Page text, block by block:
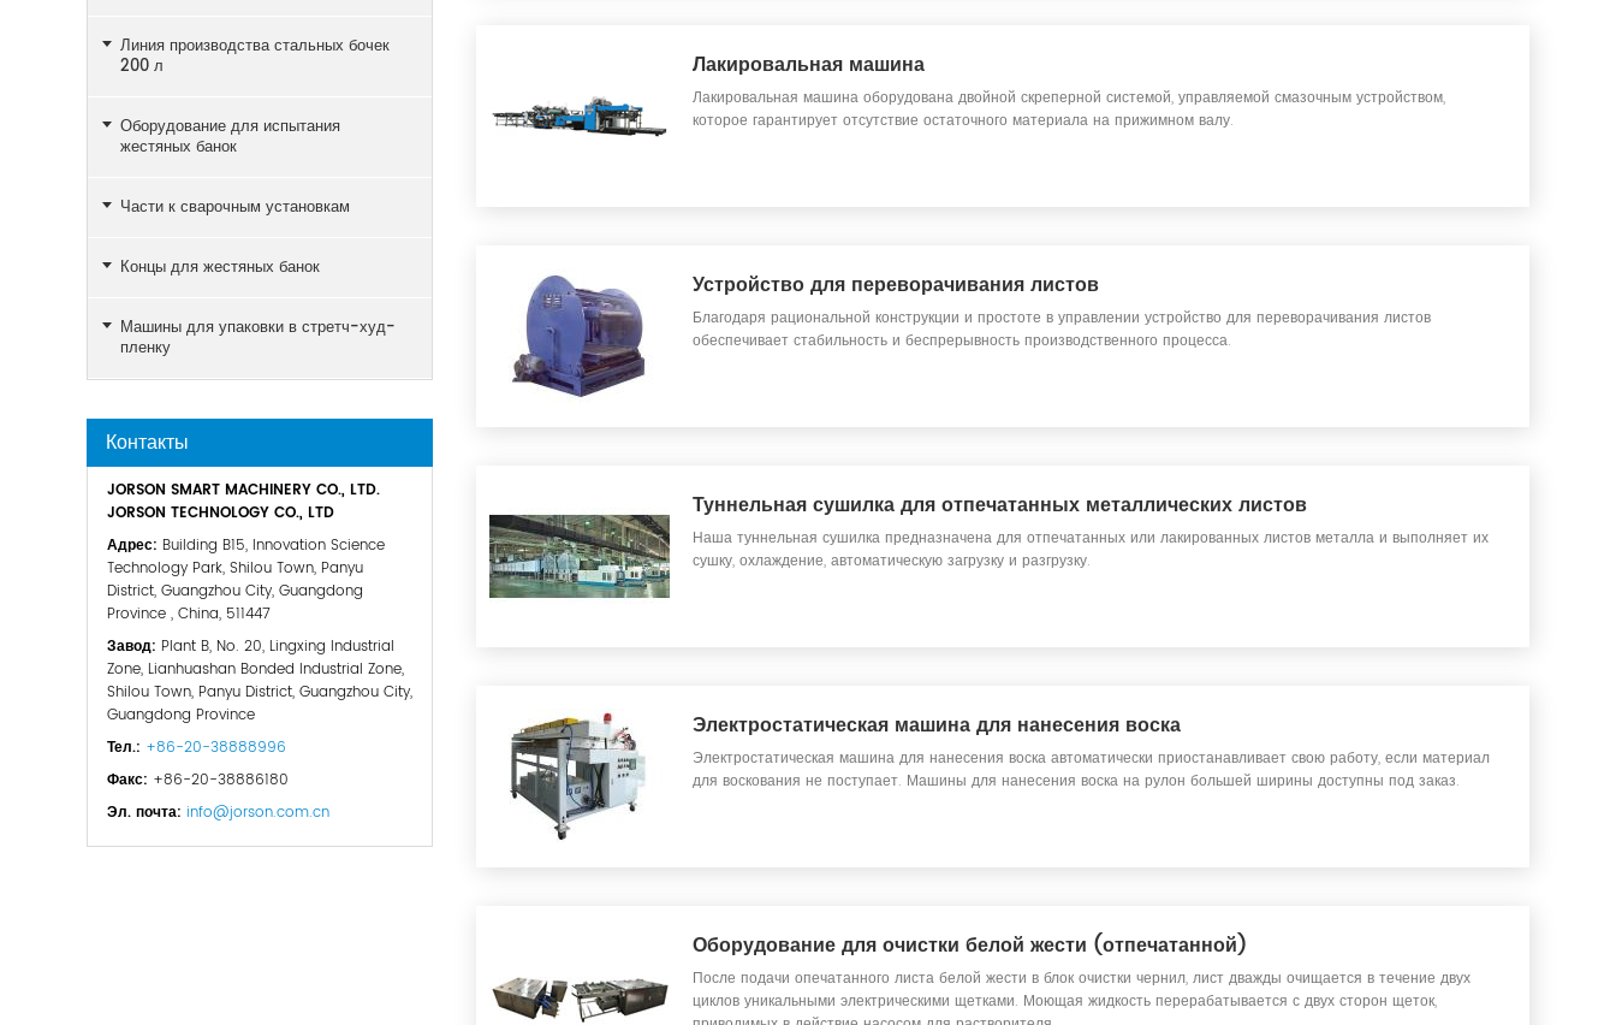
Линия производства стальных бочек
200 л
Оборудование для испытания
жестяных банок
Части к сварочным установкам
Концы для жестяных банок
Машины для упаковки в стретч-худ-
пленку
Контакты
JORSON SMART MACHINERY CO., LTD.
JORSON TECHNOLOGY CO., LTD
Адрес: Building B15, Innovation Science
Technology Park, Shilou Town, Panyu
District, Guangzhou City, Guangdong
Province , China, 511447
Завод: Plant B, No. 20, Lingxing Industrial
Zone, Lianhuashan Bonded Industrial Zone,
Shilou Town, Panyu District, Guangzhou City,
Guangdong Province
Тел.: +86-20-38888996
Факс: +86-20-38886180
Эл. почта: info@jorson.com.cn
Лакировальная машина
Лакировальная машина оборудована двойной скреперной системой, управляемой смазочным устройством,
которое гарантирует отсутствие остаточного материала на прижимном валу.
Устройство для переворачивания листов
Благодаря рациональной конструкции и простоте в управлении устройство для переворачивания листов
обеспечивает стабильность и беспрерывность производственного процесса.
Туннельная сушилка для отпечатанных металлических листов
Наша туннельная сушилка предназначена для отпечатанных или лакированных листов металла и выполняет их
сушку, охлаждение, автоматическую загрузку и разгрузку.
Электростатическая машина для нанесения воска
Электростатическая машина для нанесения воска автоматически приостанавливает свою работу, если материал
для воскования не поступает. Машины для нанесения воска на рулон большей ширины доступны под заказ.
Оборудование для очистки белой жести (отпечатанной)
После подачи опечатанного листа белой жести в блок очистки чернил, лист дважды очищается в течение двух
циклов уникальными электрическими щетками. Моющая жидкость перерабатывается с двух сторон щеток,